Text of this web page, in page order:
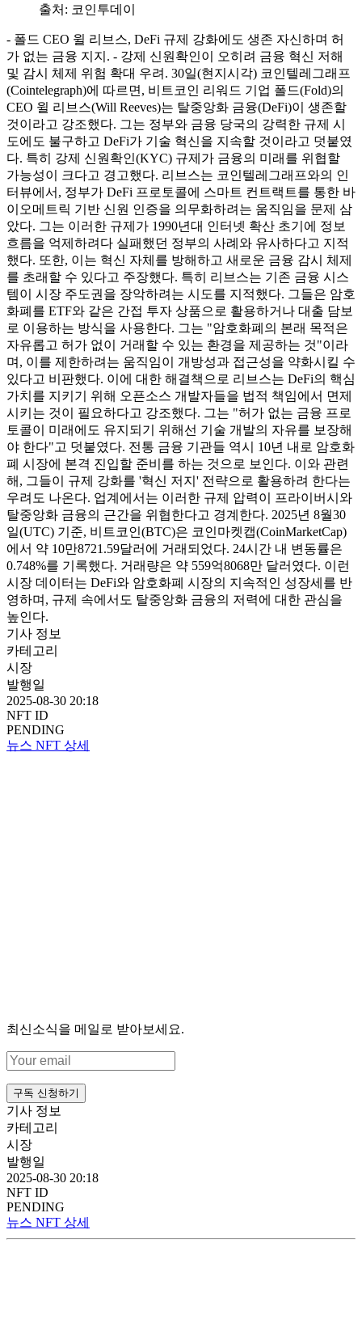
출처: 코인투데이
- 폴드 CEO 윌 리브스, DeFi 규제 강화에도 생존 자신하며 허
가 없는 금융 지지. - 강제 신원확인이 오히려 금융 혁신 저해
및 감시 체제 위험 확대 우려. 30일(현지시각) 코인텔레그래프
(Cointelegraph)에 따르면, 비트코인 리워드 기업 폴드(Fold)의
CEO 윌 리브스(Will Reeves)는 탈중앙화 금융(DeFi)이 생존할
것이라고 강조했다. 그는 정부와 금융 당국의 강력한 규제 시
도에도 불구하고 DeFi가 기술 혁신을 지속할 것이라고 덧붙였
다. 특히 강제 신원확인(KYC) 규제가 금융의 미래를 위협할
가능성이 크다고 경고했다. 리브스는 코인텔레그래프와의 인
터뷰에서, 정부가 DeFi 프로토콜에 스마트 컨트랙트를 통한 바
이오메트릭 기반 신원 인증을 의무화하려는 움직임을 문제 삼
았다. 그는 이러한 규제가 1990년대 인터넷 확산 초기에 정보
흐름을 억제하려다 실패했던 정부의 사례와 유사하다고 지적
했다. 또한, 이는 혁신 자체를 방해하고 새로운 금융 감시 체제
를 초래할 수 있다고 주장했다. 특히 리브스는 기존 금융 시스
템이 시장 주도권을 장악하려는 시도를 지적했다. 그들은 암호
화폐를 ETF와 같은 간접 투자 상품으로 활용하거나 대출 담보
로 이용하는 방식을 사용한다. 그는 "암호화폐의 본래 목적은
자유롭고 허가 없이 거래할 수 있는 환경을 제공하는 것"이라
며, 이를 제한하려는 움직임이 개방성과 접근성을 약화시킬 수
있다고 비판했다. 이에 대한 해결책으로 리브스는 DeFi의 핵심
가치를 지키기 위해 오픈소스 개발자들을 법적 책임에서 면제
시키는 것이 필요하다고 강조했다. 그는 "허가 없는 금융 프로
토콜이 미래에도 유지되기 위해선 기술 개발의 자유를 보장해
야 한다"고 덧붙였다. 전통 금융 기관들 역시 10년 내로 암호화
폐 시장에 본격 진입할 준비를 하는 것으로 보인다. 이와 관련
해, 그들이 규제 강화를 '혁신 저지' 전략으로 활용하려 한다는
우려도 나온다. 업계에서는 이러한 규제 압력이 프라이버시와
탈중앙화 금융의 근간을 위협한다고 경계한다. 2025년 8월30
일(UTC) 기준, 비트코인(BTC)은 코인마켓캡(CoinMarketCap)
에서 약 10만8721.59달러에 거래되었다. 24시간 내 변동률은
0.748%를 기록했다. 거래량은 약 559억8068만 달러였다. 이런
시장 데이터는 DeFi와 암호화폐 시장의 지속적인 성장세를 반
영하며, 규제 속에서도 탈중앙화 금융의 저력에 대한 관심을
높인다.
기사 정보
카테고리
시장
발행일
2025-08-30 20:18
NFT ID
PENDING
뉴스 NFT 상세
최신소식을 메일로 받아보세요.
구독 신청하기
기사 정보
카테고리
시장
발행일
2025-08-30 20:18
NFT ID
PENDING
뉴스 NFT 상세